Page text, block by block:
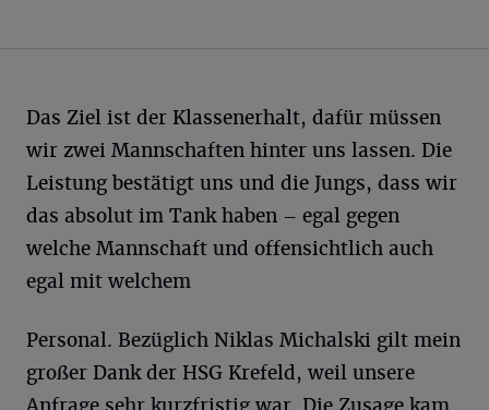
Das Ziel ist der Klassenerhalt, dafür müssen
wir zwei Mannschaften hinter uns lassen. Die
Leistung bestätigt uns und die Jungs, dass wir
das absolut im Tank haben – egal gegen
welche Mannschaft und offensichtlich auch
egal mit welchem
Personal. Bezüglich Niklas Michalski gilt mein
großer Dank der HSG Krefeld, weil unsere